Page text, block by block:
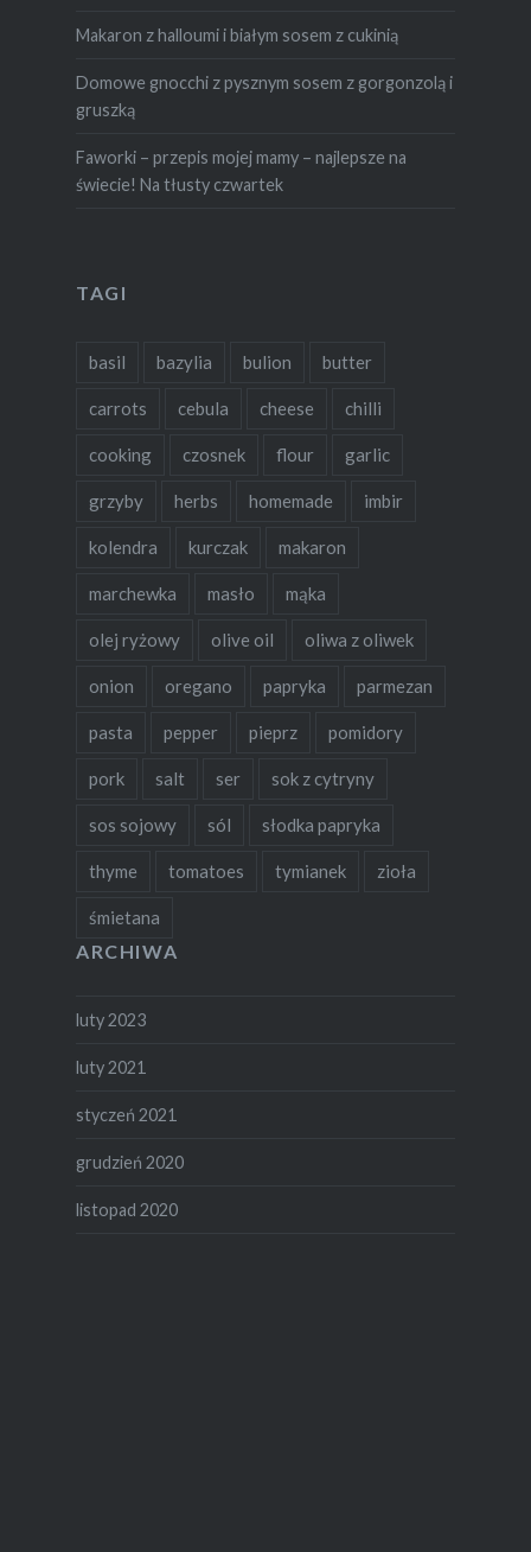
Makaron z halloumi i białym sosem z cukinią
Domowe gnocchi z pysznym sosem z gorgonzolą i
gruszką
Faworki – przepis mojej mamy – najlepsze na
świecie! Na tłusty czwartek
TAGI
basil bazylia bulion butter
carrots cebula cheese chilli
cooking czosnek flour garlic
grzyby herbs homemade imbir
kolendra kurczak makaron
marchewka masło mąka
olej ryżowy olive oil oliwa z oliwek
onion oregano papryka parmezan
pasta pepper pieprz pomidory
pork salt ser sok z cytryny
sos sojowy sól słodka papryka
thyme tomatoes tymianek zioła
śmietana
ARCHIWA
luty 2023
luty 2021
styczeń 2021
grudzień 2020
listopad 2020